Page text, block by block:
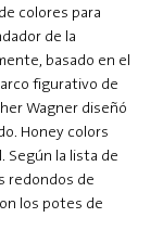
colores para
de la
basado en el
figurativo de
Wagner diseñó
Honey colors
Según la lista de
redondos de
los potes de